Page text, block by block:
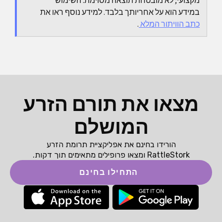
יתאים.
במידע הוא על אחריותך בלבד. למידע נוסף ראו את
כתב הוויתור המלא.
מצאו את תורם הזרע
המושלם
הורידו בחינם את אפליקציית תרומת הזרע
RattleStork ומצאו פרופילים מתאימים תוך דקות.
התחילו בחינם